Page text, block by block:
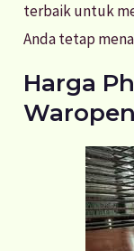
terbaik untuk
Anda tetap
Harga
Waropen